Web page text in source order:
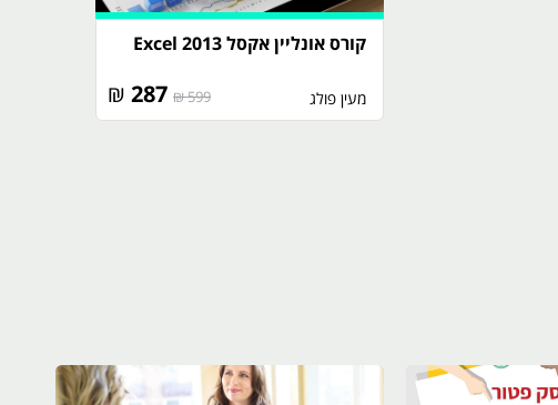
קורס אונליין אקסל 2013 Excel
מעין פולג 599 ₪
₪